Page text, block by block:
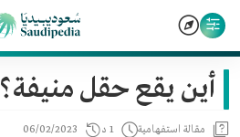
أين يقع حقل منيفة؟
مقالة استفهامية 1 د 06/02/2023